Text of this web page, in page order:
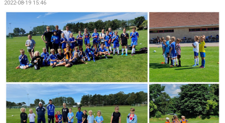
DOKUMENT
MATCHER
MFF SOMMARFOTBOLL
FÖRSÄKRING - FOLKSAM
VÅRA CUPER
2022-08-19 15:46